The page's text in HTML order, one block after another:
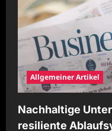
Allgemeiner Artikel
Nachhaltige
resiliente